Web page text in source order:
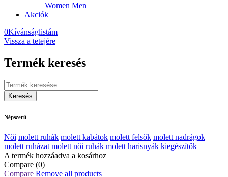
Women Men
Akciók
0Kívánságlistám
Vissza a tetejére
Termék keresés
Népszerű
Női molett ruhák molett kabátok molett felsők molett nadrágok
molett ruházat molett női ruhák molett harisnyák kiegészítők
A termék hozzáadva a kosárhoz
Compare (0)
Compare Remove all products